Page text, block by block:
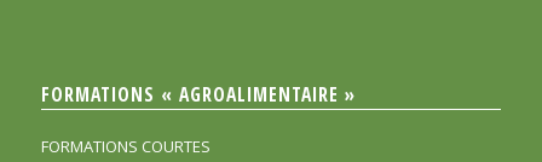
FORMATIONS « AGROALIMENTAIRE »
FORMATIONS COURTES